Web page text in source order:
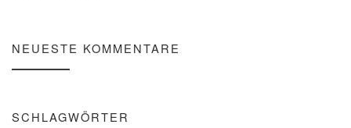
NEUESTE KOMMENTARE
SCHLAGWÖRTER